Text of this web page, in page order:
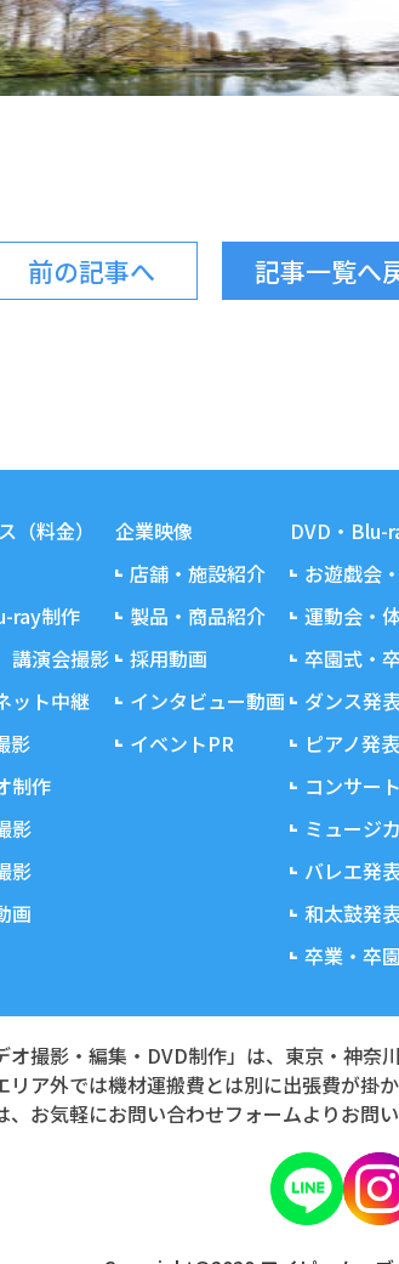
前の記事へ 記事一覧へ
（料金）
ray制作
講演会撮影
ット中継
影
制作
影
影
画
企業映像
店舗・施設紹介
製品・商品紹介
採用動画
インタビュー動画
イベントPR
DVD・Blu-
お遊戯会
運動会・
卒園式・
ダンス発
ピアノ発
コンサー
ミュージ
バレエ発
和太鼓発
卒業・卒
オ撮影・編集・DVD制作」は、東京・神奈
リア外では機材運搬費とは別に出張費が掛か
、お気軽にお問い合わせフォームよりお問